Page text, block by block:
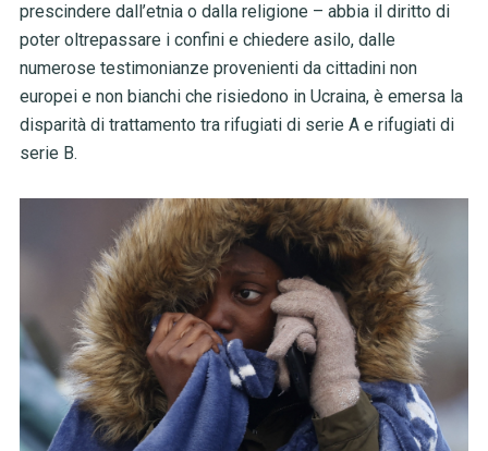
prescindere dall’etnia o dalla religione – abbia il diritto di
poter oltrepassare i confini e chiedere asilo, dalle
numerose testimonianze provenienti da cittadini non
europei e non bianchi che risiedono in Ucraina, è emersa la
disparità di trattamento tra rifugiati di serie A e rifugiati di
serie B.